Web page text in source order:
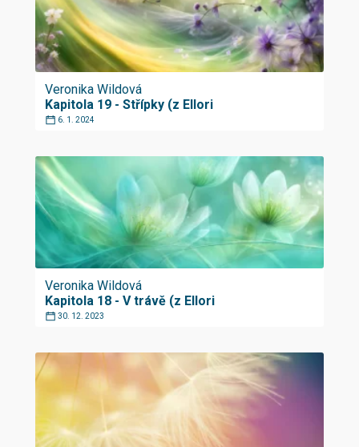
Veronika Wildová
Kapitola 19 - Střípky (z Ellori
6. 1. 2024
Veronika Wildová
Kapitola 18 - V trávě (z Ellori
30. 12. 2023